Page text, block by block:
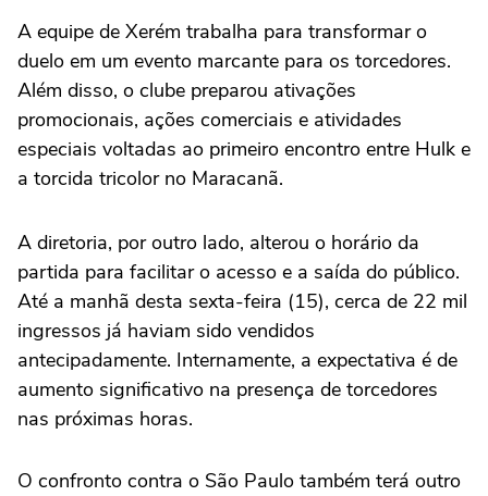
A equipe de Xerém trabalha para transformar o
duelo em um evento marcante para os torcedores.
Além disso, o clube preparou ativações
promocionais, ações comerciais e atividades
especiais voltadas ao primeiro encontro entre Hulk e
a torcida tricolor no Maracanã.
A diretoria, por outro lado, alterou o horário da
partida para facilitar o acesso e a saída do público.
Até a manhã desta sexta-feira (15), cerca de 22 mil
ingressos já haviam sido vendidos
antecipadamente. Internamente, a expectativa é de
aumento significativo na presença de torcedores
nas próximas horas.
O confronto contra o São Paulo também terá outro